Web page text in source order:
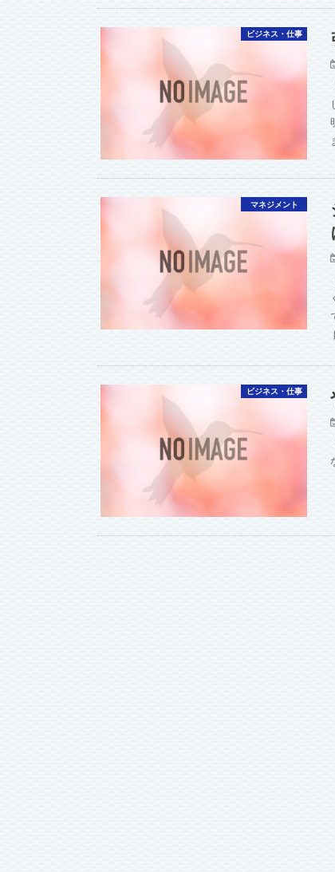
ビジネス・仕事
マネジメント
ビジネス・仕事